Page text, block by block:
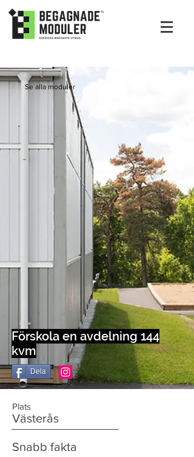
Se alla moduler
Förskola en avdelning 144
kvm
Dela
Plats
Västerås
Snabb fakta